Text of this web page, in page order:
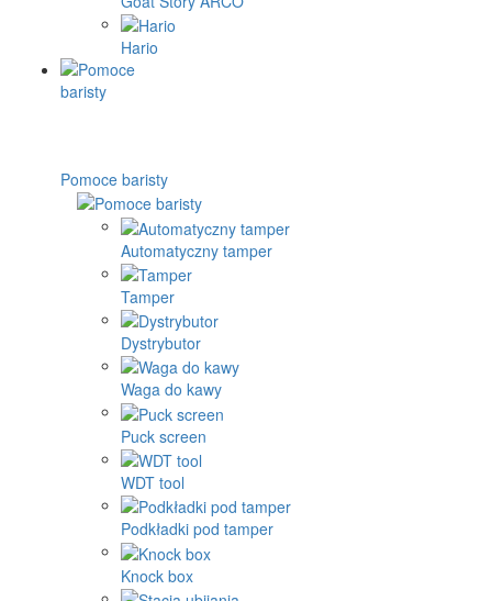
Hario
Pomoce baristy
Automatyczny tamper
Tamper
Dystrybutor
Waga do kawy
Puck screen
WDT tool
Podkładki pod tamper
Knock box